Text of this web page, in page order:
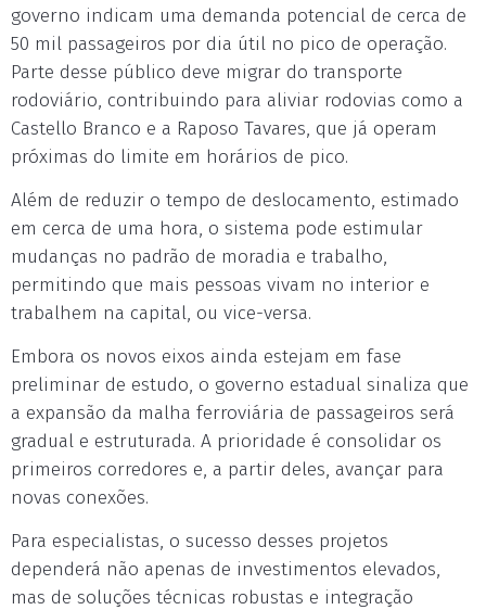
governo indicam uma demanda potencial de cerca de
50 mil passageiros por dia útil no pico de operação.
Parte desse público deve migrar do transporte
rodoviário, contribuindo para aliviar rodovias como a
Castello Branco e a Raposo Tavares, que já operam
próximas do limite em horários de pico.
Além de reduzir o tempo de deslocamento, estimado
em cerca de uma hora, o sistema pode estimular
mudanças no padrão de moradia e trabalho,
permitindo que mais pessoas vivam no interior e
trabalhem na capital, ou vice-versa.
Embora os novos eixos ainda estejam em fase
preliminar de estudo, o governo estadual sinaliza que
a expansão da malha ferroviária de passageiros será
gradual e estruturada. A prioridade é consolidar os
primeiros corredores e, a partir deles, avançar para
novas conexões.
Para especialistas, o sucesso desses projetos
dependerá não apenas de investimentos elevados,
mas de soluções técnicas robustas e integração